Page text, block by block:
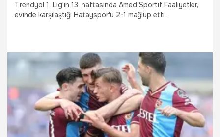
Trendyol 1. Lig'in 13. haftasında Amed Sportif Faaliyetler,
evinde karşılaştığı Hatayspor'u 2-1 mağlup etti.
8.11.2025 TFF 1.Lig